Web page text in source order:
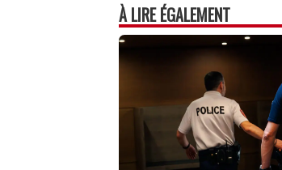
À LIRE ÉGALEMENT